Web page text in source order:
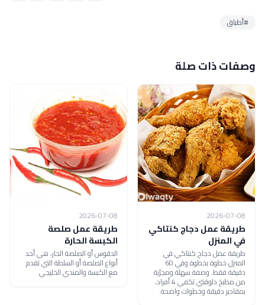
#أطباق
وصفات ذات صلة
2026-07-08
طريقة عمل دجاج كنتاكي
في المنزل
طريقة عمل دجاج كنتاكي في
المنزل خطوة بخطوة وفي 60
دقيقة فقط. وصفة سهلة ومجرّبة
من مطبخ دلوقتي تكفي 4 أفراد،
بمقادير دقيقة وخطوات واضحة.
2026-07-08
طريقة عمل صلصة
الكبسة الحارة
الدقوس أو الصلصة الحار، هي أحد
أنواع الصلصة أو السلطة التي تقدم
مع الكبسة والمندي الخليجي